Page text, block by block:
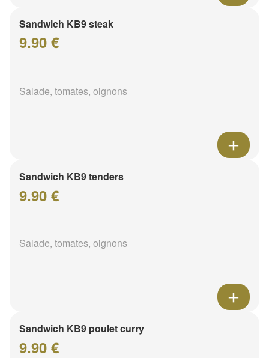
Sandwich KB9 steak
9.90 €
Salade, tomates, oignons
Sandwich KB9 tenders
9.90 €
Salade, tomates, oignons
Sandwich KB9 poulet curry
9.90 €